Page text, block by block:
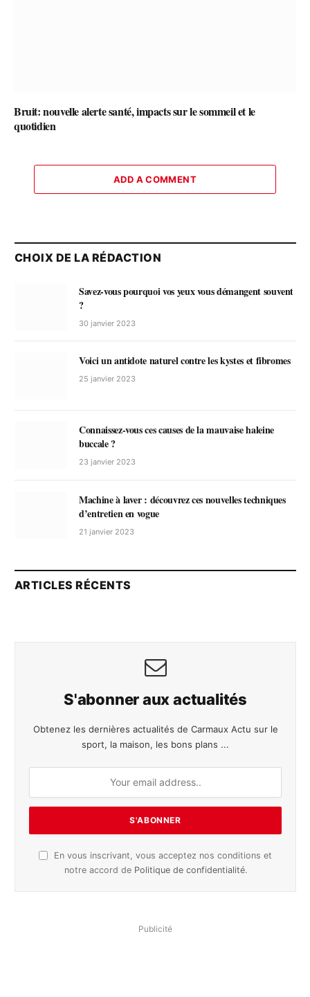
Bruit: nouvelle alerte santé, impacts sur le sommeil et le
quotidien
ADD A COMMENT
CHOIX DE LA RÉDACTION
Savez-vous pourquoi vos yeux vous démangent souvent
?
30 janvier 2023
Voici un antidote naturel contre les kystes et fibromes
25 janvier 2023
Connaissez-vous ces causes de la mauvaise haleine
buccale ?
23 janvier 2023
Machine à laver : découvrez ces nouvelles techniques
d’entretien en vogue
21 janvier 2023
ARTICLES RÉCENTS
S'abonner aux actualités
Obtenez les dernières actualités de Carmaux Actu sur le
sport, la maison, les bons plans ...
En vous inscrivant, vous acceptez nos conditions et
notre accord de Politique de confidentialité.
Publicité